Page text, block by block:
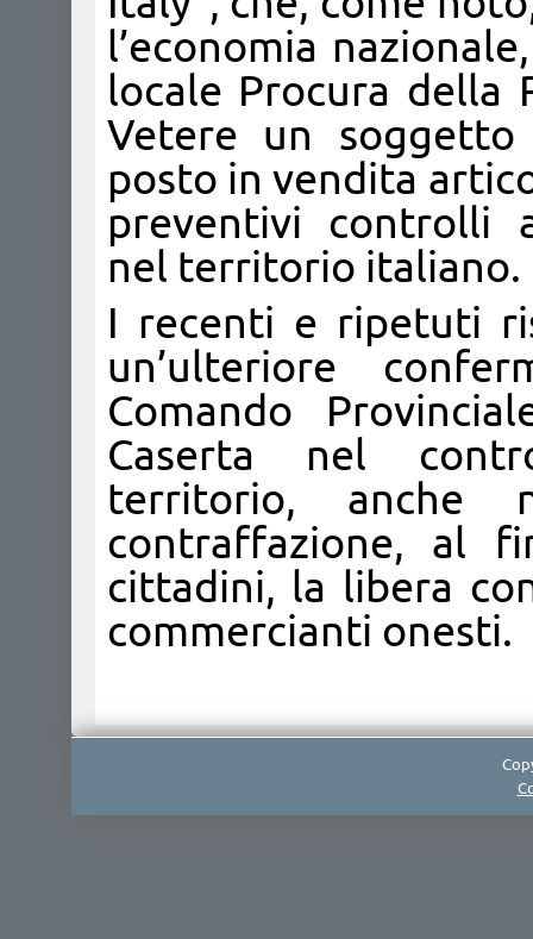
l’economia
locale Procura della
Vetere un
posto in vendita
preventivi controlli
nel territorio italiano.
I recenti e ripetuti
un’ulteriore
Comando
Caserta nel
territorio, anche
contraffazione, al
cittadini, la libera
commercianti onesti.